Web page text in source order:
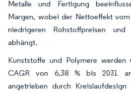
Metalle und Fertigung
Margen, wobei der Nettoeffekt
niedrigeren Rohstoffpreisen und
abhängt.
Kunststoffe und Polymere
CAGR von 6,38 % bis 2031
angetrieben durch Kreislaufdesign